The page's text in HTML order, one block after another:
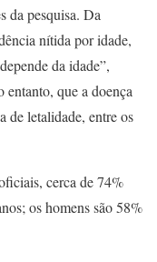
da pesquisa. Da
nítida por idade,
da idade”,
entanto, que a doença
de letalidade, entre os
cerca de 74%
os homens são 58%